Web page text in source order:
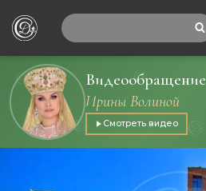
Видеообращение
Ирины Волиной
Смотреть видео